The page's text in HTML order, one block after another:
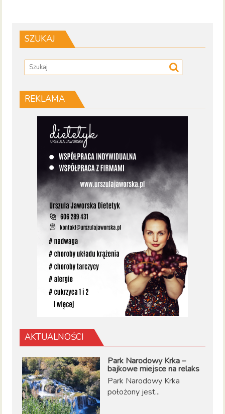
SZUKAJ
REKLAMA
AKTUALNOŚCI
Park Narodowy Krka –
bajkowe miejsce na relaks
Park Narodowy Krka
położony jest...